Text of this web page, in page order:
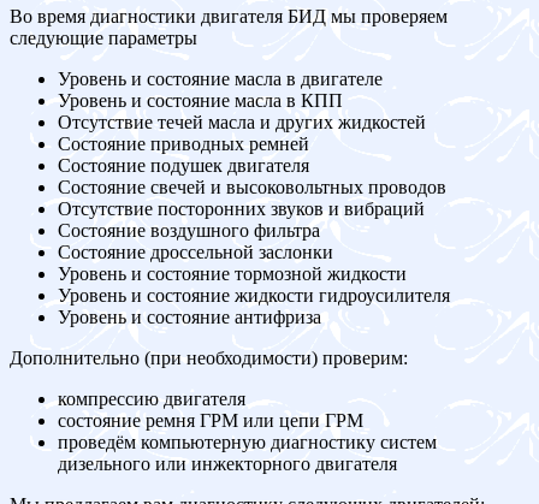
Во время диагностики двигателя БИД мы проверяем
следующие параметры
Уровень и состояние масла в двигателе
Уровень и состояние масла в КПП
Отсутствие течей масла и других жидкостей
Состояние приводных ремней
Состояние подушек двигателя
Состояние свечей и высоковольтных проводов
Отсутствие посторонних звуков и вибраций
Состояние воздушного фильтра
Состояние дроссельной заслонки
Уровень и состояние тормозной жидкости
Уровень и состояние жидкости гидроусилителя
Уровень и состояние антифриза
Дополнительно (при необходимости) проверим:
компрессию двигателя
состояние ремня ГРМ или цепи ГРМ
проведём компьютерную диагностику систем
дизельного или инжекторного двигателя